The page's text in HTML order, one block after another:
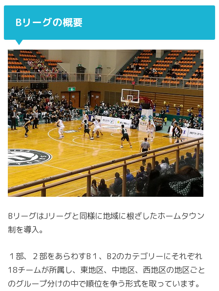
Bリーグの概要
BリーグはJリーグと同様に地域に根ざしたホームタウン
制を導入。
１部、２部をあらわすB１、B2のカテゴリーにそれぞれ
18チームが所属し、東地区、中地区、西地区の地区ごと
のグループ分けの中で順位を争う形式を取っています。